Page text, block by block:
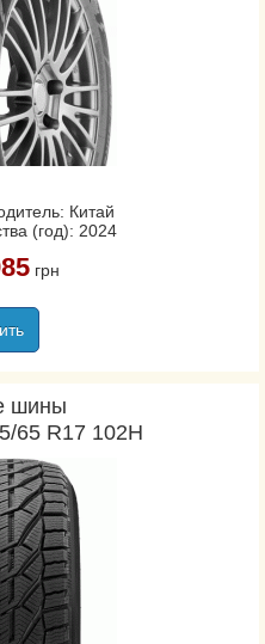
Китай
(год): 2024
грн
шины
65 R17 102H